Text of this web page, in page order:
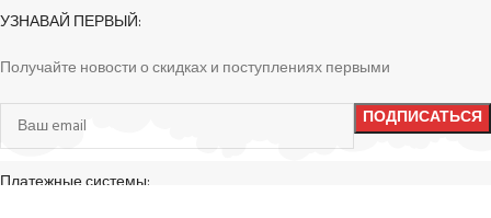
УЗНАВАЙ ПЕРВЫЙ:
Получайте новости о скидках и поступлениях первыми
Платежные системы: